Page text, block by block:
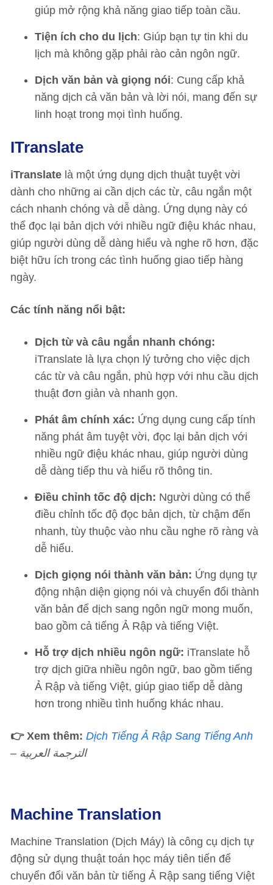
giúp mở rộng khả năng giao tiếp toàn cầu.
Tiện ích cho du lịch: Giúp bạn tự tin khi du
lịch mà không gặp phải rào cản ngôn ngữ.
Dịch văn bản và giọng nói: Cung cấp khả
năng dịch cả văn bản và lời nói, mang đến sự
linh hoạt trong mọi tình huống.
ITranslate
iTranslate là một ứng dụng dịch thuật tuyệt vời
dành cho những ai cần dịch các từ, câu ngắn một
cách nhanh chóng và dễ dàng. Ứng dụng này có
thể đọc lại bản dịch với nhiều ngữ điệu khác nhau,
giúp người dùng dễ dàng hiểu và nghe rõ hơn, đặc
biệt hữu ích trong các tình huống giao tiếp hàng
ngày.
Các tính năng nổi bật:
Dịch từ và câu ngắn nhanh chóng:
iTranslate là lựa chọn lý tưởng cho việc dịch
các từ và câu ngắn, phù hợp với nhu cầu dịch
thuật đơn giản và nhanh gọn.
Phát âm chính xác: Ứng dụng cung cấp tính
năng phát âm tuyệt vời, đọc lại bản dịch với
nhiều ngữ điệu khác nhau, giúp người dùng
dễ dàng tiếp thu và hiểu rõ thông tin.
Điều chỉnh tốc độ dịch: Người dùng có thể
điều chỉnh tốc độ đọc bản dịch, từ chậm đến
nhanh, tùy thuộc vào nhu cầu nghe rõ ràng và
dễ hiểu.
Dịch giọng nói thành văn bản: Ứng dụng tự
động nhận diện giọng nói và chuyển đổi thành
văn bản để dịch sang ngôn ngữ mong muốn,
bao gồm cả tiếng Ả Rập và tiếng Việt.
Hỗ trợ dịch nhiều ngôn ngữ: iTranslate hỗ
trợ dịch giữa nhiều ngôn ngữ, bao gồm tiếng
Ả Rập và tiếng Việt, giúp giao tiếp dễ dàng
hơn trong nhiều tình huống khác nhau.
👉 Xem thêm: Dịch Tiếng Ả Rập Sang Tiếng Anh
– الترجمة العربية
Machine Translation
Machine Translation (Dịch Máy) là công cụ dịch tự
động sử dụng thuật toán học máy tiên tiến để
chuyển đổi văn bản từ tiếng Ả Rập sang tiếng Việt